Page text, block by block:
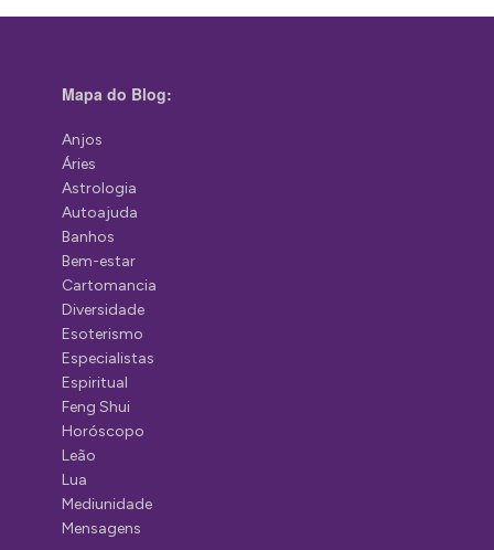
Mapa do Blog:
Anjos
Áries
Astrologia
Autoajuda
Banhos
Bem-estar
Cartomancia
Diversidade
Esoterismo
Especialistas
Espiritual
Feng Shui
Horóscopo
Leão
Lua
Mediunidade
Mensagens